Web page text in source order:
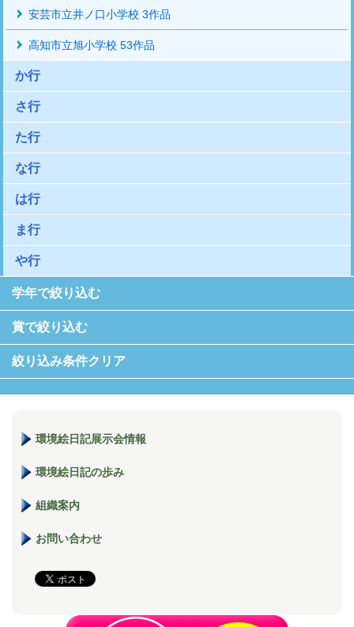
安芸市立井ノ口小学校 3作品
高知市立旭小学校 53作品
か行
さ行
た行
な行
は行
ま行
や行
学年で絞り込む
賞で絞り込む
絞り込み条件クリア
環境絵日記展示会情報
環境絵日記の歩み
組織案内
お問い合わせ